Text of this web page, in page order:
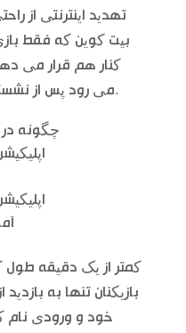
تهدید اینترنتی از
بیت کوین که فقط
کنار هم قرار می
می رود پس از نشستن از بازی خورشید با پشت درد.
چگونه
کمتر از یک دقیقه طول
بازیکنان تنها به
خود و ورودی نام